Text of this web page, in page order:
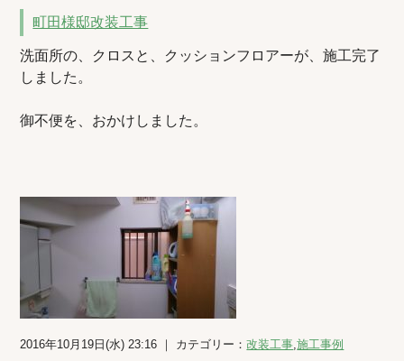
町田様邸改装工事
洗面所の、クロスと、クッションフロアーが、施工完了
しました。
御不便を、おかけしました。
2016年10月19日(水) 23:16 ｜ カテゴリー：改装工事,施工事例